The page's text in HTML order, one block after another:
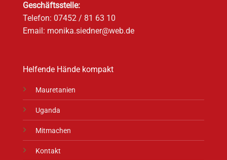
Geschäftsstelle:
Telefon: 07452 / 81 63 10
Email: monika.siedner@web.de
Helfende Hände kompakt
Mauretanien
Uganda
Mitmachen
Kontakt